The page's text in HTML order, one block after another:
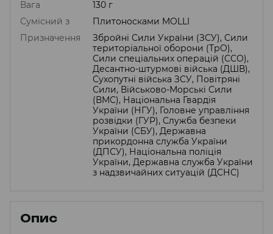
Вага
130 г
Сумісний з
Плитоносками MOLLI
Призначення
Збройні Сили України (ЗСУ), Сили
територіальної оборони (ТрО),
Сили спеціальних операцій (ССО),
Десантно-штурмові війська (ДШВ),
Сухопутні війська ЗСУ, Повітряні
Сили, Військово-Морські Сили
(ВМС), Національна Гвардія
України (НГУ), Головне управління
розвідки (ГУР), Служба безпеки
України (СБУ), Державна
прикордонна служба України
(ДПСУ), Національна поліція
України, Державна служба України
з надзвичайних ситуацій (ДСНС)
Опис